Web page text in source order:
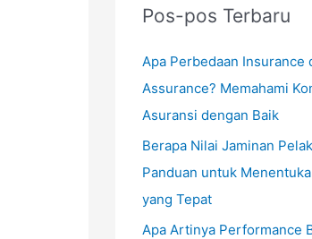
Pos-pos Terbaru
Apa Perbedaan Insurance
Assurance? Memahami
Asuransi dengan Baik
Berapa Nilai Jaminan
Panduan untuk
yang Tepat
Apa Artinya Performance